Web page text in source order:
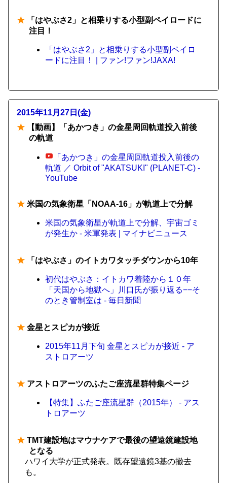
★ 「はやぶさ2」と相乗りする小型副ペイロードに
注目！
「はやぶさ2」と相乗りする小型副ペイロ
ードに注目！ | ファン!ファン!JAXA!
2015年11月27日(金)
★ 【動画】「あかつき」の金星周回軌道投入前後
の軌道
「あかつき」の金星周回軌道投入前後の
軌道 ／ Orbit of "AKATSUKI" (PLANET-C) -
YouTube
★ 米国の気象衛星「NOAA-16」が軌道上で分解
米国の気象衛星が軌道上で分解、宇宙ゴミ
が発生か - 米軍発表 | マイナビニュース
★ 「はやぶさ」のイトカワタッチダウンから10年
初代はやぶさ：イトカワ着陸から１０年
「天国から地獄へ」川口氏が振り返る−−そ
のとき管制室は - 毎日新聞
★ 金星とスピカが接近
2015年11月下旬 金星とスピカが接近 - ア
ストロアーツ
★ アストロアーツのふたご座流星群特集ページ
【特集】ふたご座流星群（2015年） - アス
トロアーツ
★ TMT建設地はマウナケアで最後の望遠鏡建設地
となる
ハワイ大学が正式発表。既存望遠鏡3基の撤去
も。